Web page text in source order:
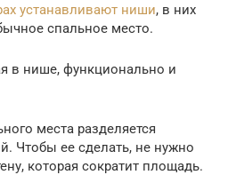
устанавливают ниши, в них
спальное место.
в нише, функционально и
места разделяется
Чтобы ее сделать, не нужно
которая сократит площадь.